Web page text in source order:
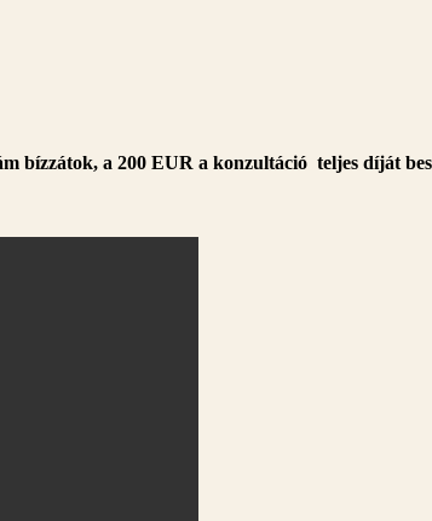
bízzátok, a 200 EUR a konzultáció teljes díját